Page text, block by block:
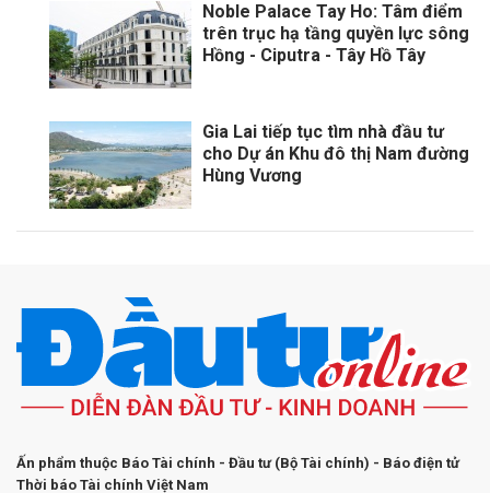
Noble Palace Tay Ho: Tâm điểm
trên trục hạ tầng quyền lực sông
Hồng - Ciputra - Tây Hồ Tây
Gia Lai tiếp tục tìm nhà đầu tư
cho Dự án Khu đô thị Nam đường
Hùng Vương
Ấn phẩm thuộc Báo Tài chính - Đầu tư (Bộ Tài chính) - Báo điện tử
Thời báo Tài chính Việt Nam